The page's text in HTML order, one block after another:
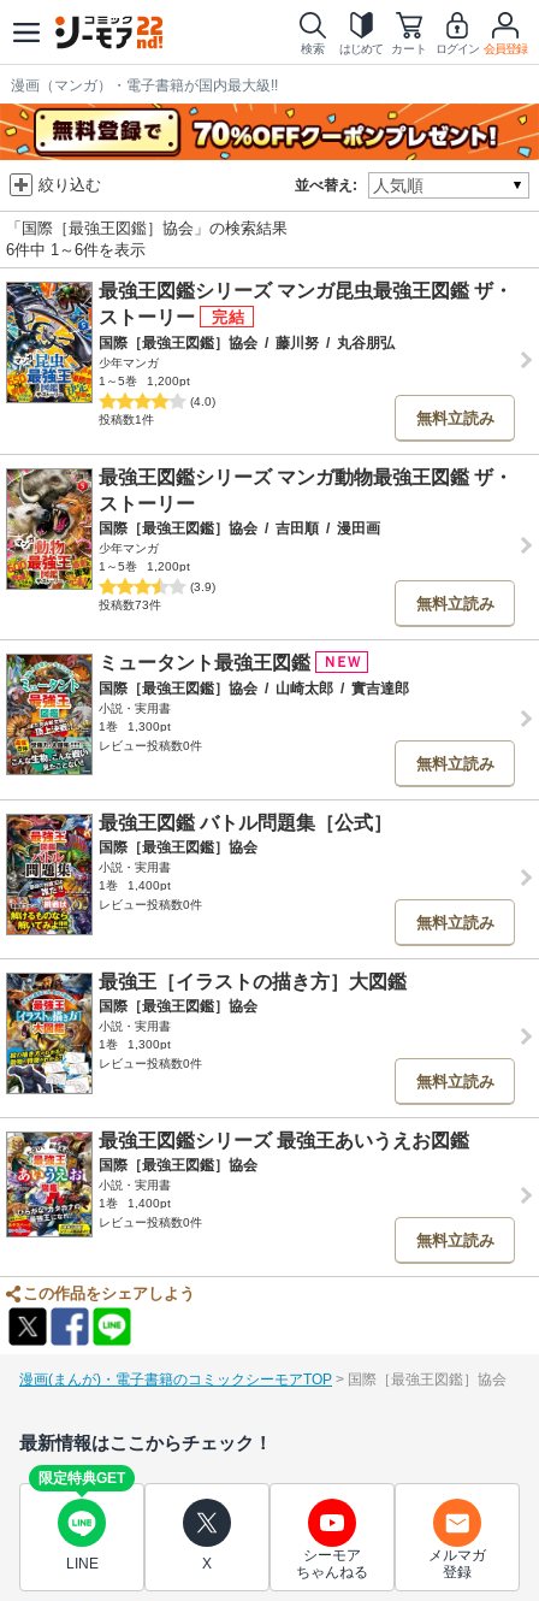
検索 はじめて カート ログイン 会員登録
漫画（マンガ）・電子書籍が国内最大級!!
並べ替え:
絞り込む
「国際［最強王図鑑］協会」の検索結果
6件中 1～6件を表示
最強王図鑑シリーズ マンガ昆虫最強王図鑑 ザ・
ストーリー
国際［最強王図鑑］協会 / 藤川努 / 丸谷朋弘
少年マンガ
1～5巻
1,200pt
(4.0)
投稿数1件
無料立読み
最強王図鑑シリーズ マンガ動物最強王図鑑 ザ・
ストーリー
国際［最強王図鑑］協会 / 吉田順 / 漫田画
少年マンガ
1～5巻
1,200pt
(3.9)
投稿数73件
無料立読み
ミュータント最強王図鑑
国際［最強王図鑑］協会 / 山崎太郎 / 實吉達郎
小説・実用書
1巻
1,300pt
レビュー投稿数0件
無料立読み
最強王図鑑 バトル問題集［公式］
国際［最強王図鑑］協会
小説・実用書
1巻
1,400pt
レビュー投稿数0件
無料立読み
最強王［イラストの描き方］大図鑑
国際［最強王図鑑］協会
小説・実用書
1巻
1,300pt
レビュー投稿数0件
無料立読み
最強王図鑑シリーズ 最強王あいうえお図鑑
国際［最強王図鑑］協会
小説・実用書
1巻
1,400pt
レビュー投稿数0件
無料立読み
この作品をシェアしよう
漫画(まんが)・電子書籍のコミックシーモアTOP 国際［最強王図鑑］協会
最新情報はここからチェック！
限定特典GET
LINE X
シーモア
ちゃんねる
メルマガ
登録